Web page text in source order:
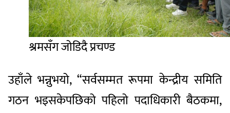
श्रमसँग जोडिदै प्रचण्ड
उहाँले भन्नुभयो, “सर्वसम्मत रूपमा केन्द्रीय समिति
गठन भइसकेपछिको पहिलो पदाधिकारी बैठकमा,